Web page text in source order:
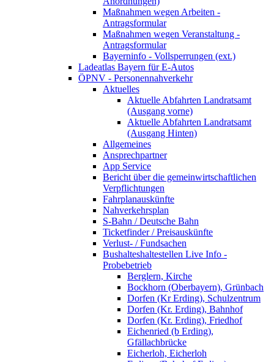
Maßnahmen wegen Arbeiten -
Antragsformular
Maßnahmen wegen Veranstaltung -
Antragsformular
Bayerninfo - Vollsperrungen (ext.)
Ladeatlas Bayern für E-Autos
ÖPNV - Personennahverkehr
Aktuelles
Aktuelle Abfahrten Landratsamt
(Ausgang vorne)
Aktuelle Abfahrten Landratsamt
(Ausgang Hinten)
Allgemeines
Ansprechpartner
App Service
Bericht über die gemeinwirtschaftlichen
Verpflichtungen
Fahrplanauskünfte
Nahverkehrsplan
S-Bahn / Deutsche Bahn
Ticketfinder / Preisauskünfte
Verlust- / Fundsachen
Bushalteshaltestellen Live Info -
Probebetrieb
Berglern, Kirche
Bockhorn (Oberbayern), Grünbach
Dorfen (Kr Erding), Schulzentrum
Dorfen (Kr. Erding), Bahnhof
Dorfen (Kr. Erding), Friedhof
Eichenried (b Erding),
Gfällachbrücke
Eicherloh, Eicherloh